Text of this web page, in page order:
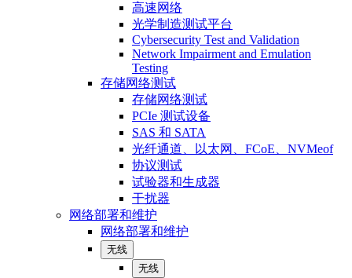
高速网络
光学制造测试平台
Cybersecurity Test and Validation
Network Impairment and Emulation
Testing
存储网络测试
存储网络测试
PCIe 测试设备
SAS 和 SATA
光纤通道、以太网、FCoE、NVMeof
协议测试
试验器和生成器
干扰器
网络部署和维护
网络部署和维护
无线
无线